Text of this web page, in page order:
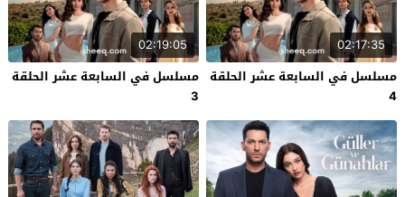
02:17:35
مسلسل في السابعة عشر الحلقة
4
02:19:05
مسلسل في السابعة عشر الحلقة
3